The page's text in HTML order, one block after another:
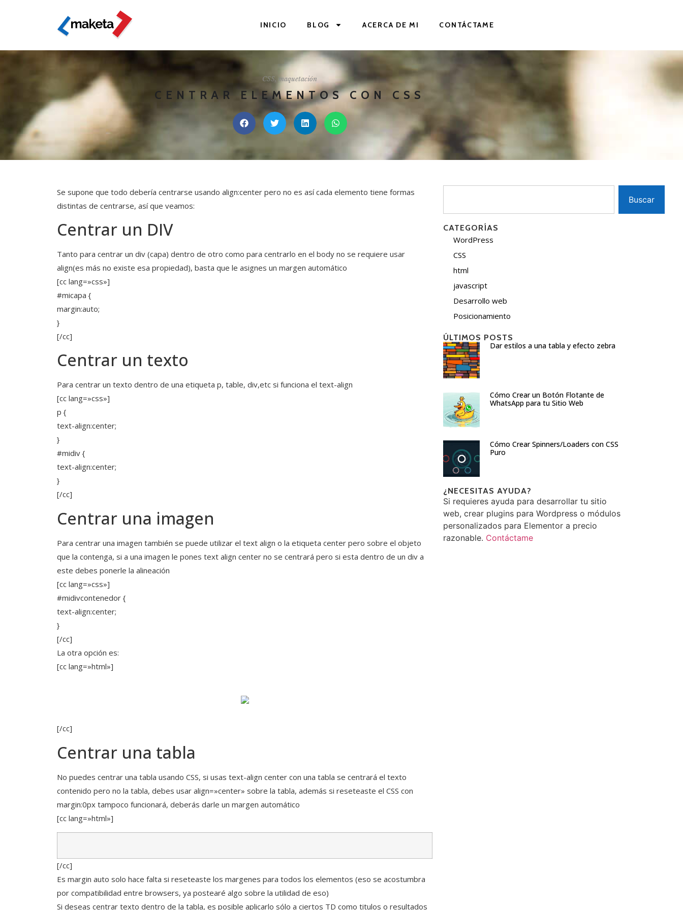
INICIO BLOG ACERCA DE MI CONTÁCTAME
CSS, maquetación
CENTRAR ELEMENTOS CON CSS
Se supone que todo debería centrarse usando align:center pero no es así cada elemento tiene formas
distintas de centrarse, así que veamos:
Centrar un DIV
Tanto para centrar un div (capa) dentro de otro como para centrarlo en el body no se requiere usar
align(es más no existe esa propiedad), basta que le asignes un margen automático
[cc lang=»css»]
#micapa {
margin:auto;
}
[/cc]
Centrar un texto
Para centrar un texto dentro de una etiqueta p, table, div,etc si funciona el text-align
[cc lang=»css»]
p {
text-align:center;
}
#midiv {
text-align:center;
}
[/cc]
Centrar una imagen
Para centrar una imagen también se puede utilizar el text align o la etiqueta center pero sobre el objeto
que la contenga, si a una imagen le pones text align center no se centrará pero si esta dentro de un div a
este debes ponerle la alineación
[cc lang=»css»]
#midivcontenedor {
text-align:center;
}
[/cc]
La otra opción es:
[cc lang=»html»]
[/cc]
Centrar una tabla
No puedes centrar una tabla usando CSS, si usas text-align center con una tabla se centrará el texto
contenido pero no la tabla, debes usar align=»center» sobre la tabla, además si reseteaste el CSS con
margin:0px tampoco funcionará, deberás darle un margen automático
[cc lang=»html»]
[/cc]
Es margin auto solo hace falta si reseteaste los margenes para todos los elementos (eso se acostumbra
por compatibilidad entre browsers, ya postearé algo sobre la utilidad de eso)
Si deseas centrar texto dentro de la tabla, es posible aplicarlo sólo a ciertos TD como titulos o resultados
Buscar
CATEGORÍAS
WordPress
CSS
html
javascript
Desarrollo web
Posicionamiento
ÚLTIMOS POSTS
Dar estilos a una tabla y efecto zebra
Cómo Crear un Botón Flotante de
WhatsApp para tu Sitio Web
Cómo Crear Spinners/Loaders con CSS
Puro
¿NECESITAS AYUDA?
Si requieres ayuda para desarrollar tu sitio
web, crear plugins para Wordpress o módulos
personalizados para Elementor a precio
razonable. Contáctame